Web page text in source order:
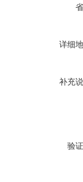
详细
补充
验